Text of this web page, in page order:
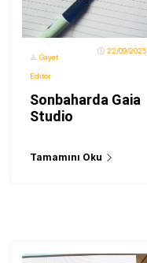
Gayet
Editör
22/09/2025
Sonbaharda Gaia
Studio
Tamamını Oku